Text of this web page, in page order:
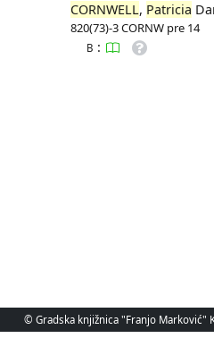
CORNWELL, Patricia
820(73)-3 CORNW pre 14
B :
© Gradska knjižnica "Franjo Marković"